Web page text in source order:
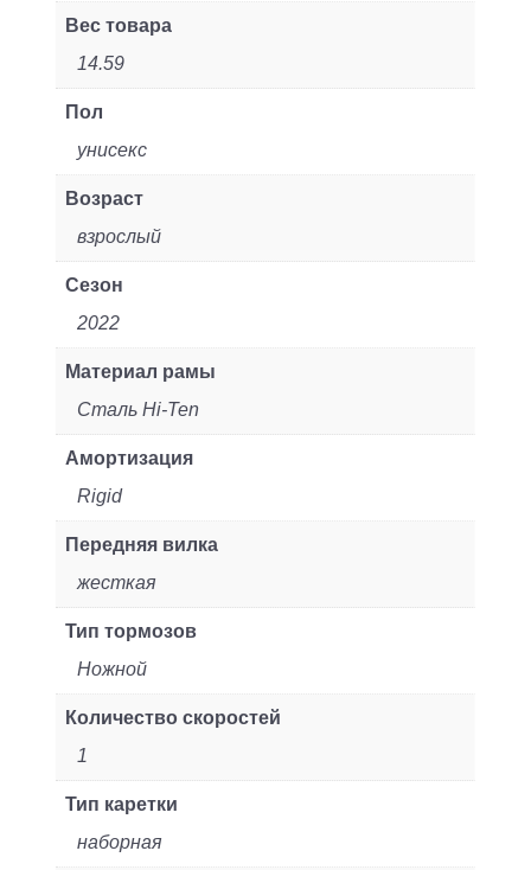
Вес товара
14.59
Пол
унисекс
Возраст
взрослый
Сезон
2022
Материал рамы
Сталь Hi-Ten
Амортизация
Rigid
Передняя вилка
жесткая
Тип тормозов
Ножной
Количество скоростей
1
Тип каретки
наборная